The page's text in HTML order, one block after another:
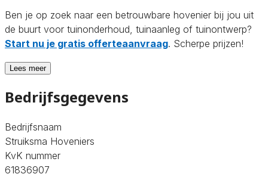
Ben je op zoek naar een betrouwbare hovenier bij jou uit
de buurt voor tuinonderhoud, tuinaanleg of tuinontwerp?
Start nu je gratis offerteaanvraag. Scherpe prijzen!
Lees meer
Bedrijfsgegevens
Bedrijfsnaam
Struiksma Hoveniers
KvK nummer
61836907